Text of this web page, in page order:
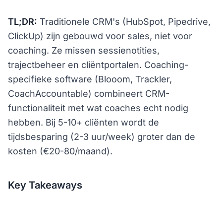
TL;DR: Traditionele CRM's (HubSpot, Pipedrive,
ClickUp) zijn gebouwd voor sales, niet voor
coaching. Ze missen sessienotities,
trajectbeheer en cliëntportalen. Coaching-
specifieke software (Blooom, Trackler,
CoachAccountable) combineert CRM-
functionaliteit met wat coaches echt nodig
hebben. Bij 5-10+ cliënten wordt de
tijdsbesparing (2-3 uur/week) groter dan de
kosten (€20-80/maand).
Key Takeaways